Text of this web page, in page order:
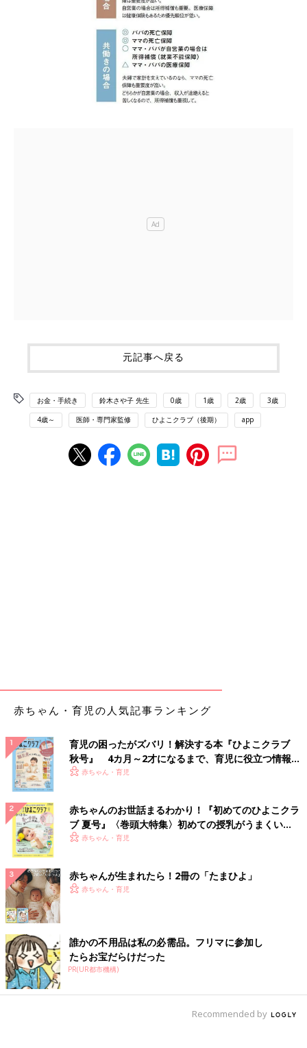
元記事へ戻る
お金・手続き 鈴木さや子 先生 0歳 1歳 2歳 3歳
4歳～ 医師・専門家監修 ひよこクラブ（後期） app
赤ちゃん・育児の人気記事ランキング
育児の困ったがズバリ！解決する本『ひよこクラブ
秋号』 4カ月～2才になるまで、育児に役立つ情報が
いっぱい！
赤ちゃん・育児
赤ちゃんのお世話まるわかり！『初めてのひよこクラ
ブ 夏号』〈巻頭大特集〉初めての授乳がうまくい
く！ おっぱい・ミルクの基本と夏のトラブル 解決テ
赤ちゃん・育児
赤ちゃんが生まれたら！2冊の「たまひよ」
赤ちゃん・育児
誰かの不用品は私の必需品。フリマに参加し
たらお宝だらけだった
PR(UR都市機構)
Recommended by